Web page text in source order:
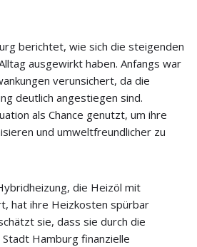
berichtet, wie sich die steigenden
ausgewirkt haben. Anfangs war
verunsichert, da die
deutlich angestiegen sind.
als Chance genutzt, um ihre
und umweltfreundlicher zu
die Heizöl mit
hat ihre Heizkosten spürbar
sie, dass sie durch die
Hamburg finanzielle